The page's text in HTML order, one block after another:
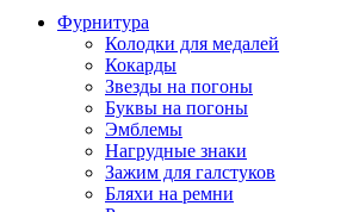
Фурнитура
Колодки для медалей
Кокарды
Звезды на погоны
Буквы на погоны
Эмблемы
Нагрудные знаки
Зажим для галстуков
Бляхи на ремни